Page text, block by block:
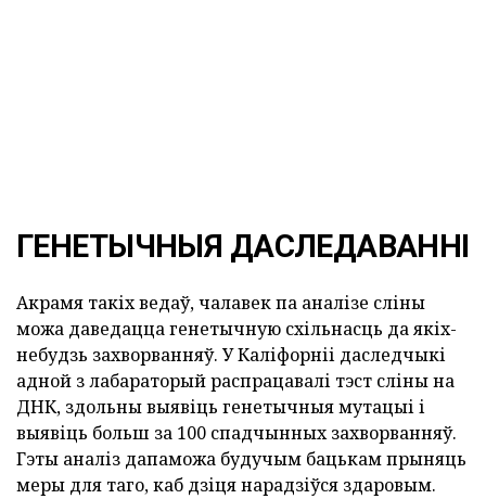
ГЕНЕТЫЧНЫЯ ДАСЛЕДАВАННІ
Акрамя такіх ведаў, чалавек па аналізе сліны
можа даведацца генетычную схільнасць да якіх-
небудзь захворванняў. У Каліфорніі даследчыкі
адной з лабараторый распрацавалі тэст сліны на
ДНК, здольны выявіць генетычныя мутацыі і
выявіць больш за 100 спадчынных захворванняў.
Гэты аналіз дапаможа будучым бацькам прыняць
меры для таго, каб дзіця нарадзіўся здаровым.